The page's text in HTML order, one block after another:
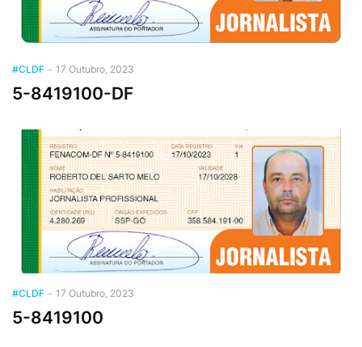
#CLDF - 17 Outubro, 2023
5-8419100-DF
#CLDF - 17 Outubro, 2023
5-8419100